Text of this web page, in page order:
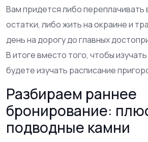
Вам придется либо переплачивать
остатки, либо жить на окраине и
день на дорогу до главных
В итоге вместо того, чтобы
будете изучать расписание
Разбираем раннее
бронирование:
подводные камни